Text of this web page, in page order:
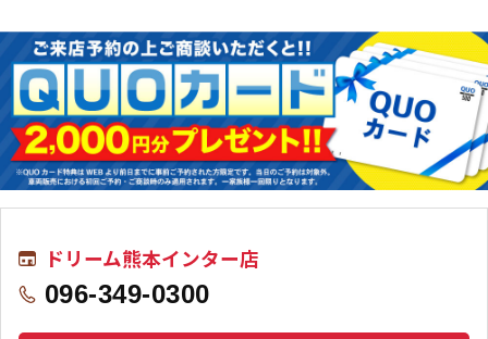
ドリーム熊本インター店
096-349-0300